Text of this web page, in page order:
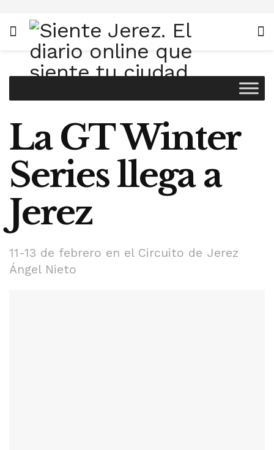
La GT Winter
Series llega a
Jerez
11-13 de febrero en el Circuito de Jerez
Ángel Nieto